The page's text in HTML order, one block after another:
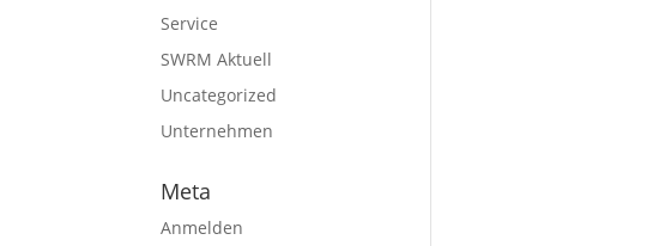
Service
SWRM Aktuell
Uncategorized
Unternehmen
Meta
Anmelden